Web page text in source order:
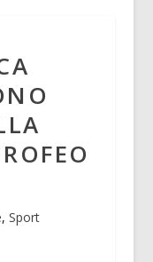
, Sport